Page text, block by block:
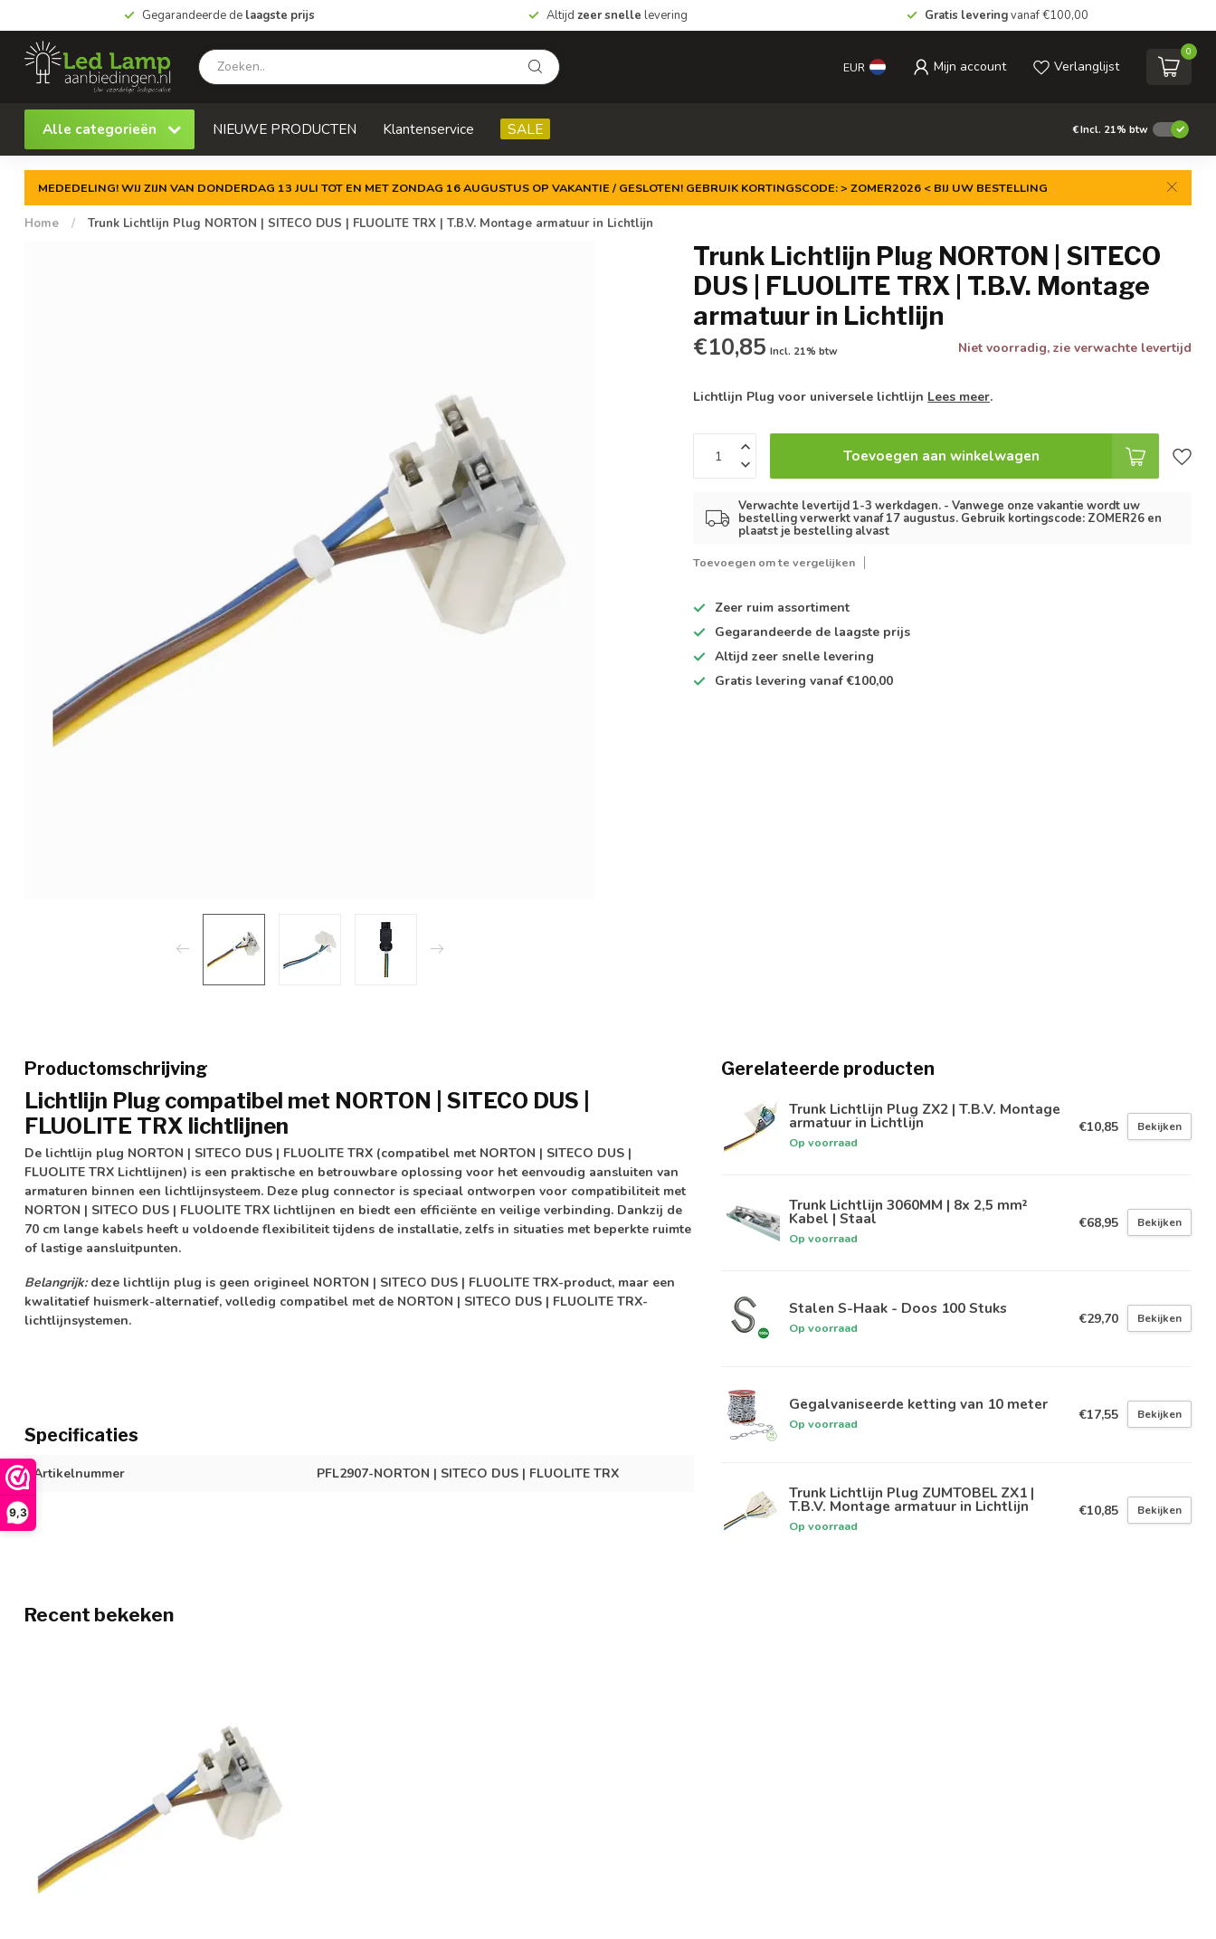
9,3
Gegarandeerde de laagste prijs Altijd zeer snelle levering Gratis leveringvanaf €100,00
EUR Mijn account Verlanglijst
0
Alle categorieën NIEUWE PRODUCTEN Klantenservice SALE €Incl. 21% btw
MEDEDELING! WIJ ZIJN VAN DONDERDAG 13 JULI TOT EN MET ZONDAG 16 AUGUSTUS OP VAKANTIE / GESLOTEN! GEBRUIK KORTINGSCODE: > ZOMER2026 < BIJ UW BESTELLING
Home / Trunk Lichtlijn Plug NORTON | SITECO DUS | FLUOLITE TRX | T.B.V. Montage armatuur in Lichtlijn
Trunk Lichtlijn Plug NORTON | SITECO
DUS | FLUOLITE TRX | T.B.V. Montage
armatuur in Lichtlijn
€10,85 Incl. 21% btw Niet voorradig, zie verwachte levertijd
Lichtlijn Plug voor universele lichtlijn Lees meer.
Toevoegen aan winkelwagen
Verwachte levertijd 1-3 werkdagen. - Vanwege onze vakantie wordt uw
bestelling verwerkt vanaf 17 augustus. Gebruik kortingscode: ZOMER26 en
plaatst je bestelling alvast
Toevoegen om te vergelijken
Zeer ruim assortiment
Gegarandeerde de laagste prijs
Altijdzeer snelle levering
Gratis levering vanaf €100,00
Productomschrijving
Lichtlijn Plug compatibel met NORTON | SITECO DUS |
FLUOLITE TRX lichtlijnen
De lichtlijn plug NORTON | SITECO DUS | FLUOLITE TRX (compatibel met NORTON | SITECO DUS |
FLUOLITE TRX Lichtlijnen) is een praktische en betrouwbare oplossing voor het eenvoudig aansluiten van
armaturen binnen een lichtlijnsysteem. Deze plug connector is speciaal ontworpen voor compatibiliteit met
NORTON | SITECO DUS | FLUOLITE TRX lichtlijnen en biedt een efficiënte en veilige verbinding. Dankzij de
70 cm lange kabels heeft u voldoende flexibiliteit tijdens de installatie, zelfs in situaties met beperkte ruimte
of lastige aansluitpunten.
Belangrijk:deze lichtlijn plug is geen origineel NORTON | SITECO DUS | FLUOLITE TRX-product, maar een
kwalitatief huismerk-alternatief, volledig compatibel met de NORTON | SITECO DUS | FLUOLITE TRX-
lichtlijnsystemen.
Specificaties
Artikelnummer PFL2907-NORTON | SITECO DUS | FLUOLITE TRX
Gerelateerde producten
Trunk Lichtlijn Plug ZX2 | T.B.V. Montage
armatuur in Lichtlijn
Op voorraad
€10,85 Bekijken
Trunk Lichtlijn 3060MM | 8x 2,5 mm²
Kabel | Staal
Op voorraad
€68,95 Bekijken
Stalen S-Haak - Doos 100 Stuks
Op voorraad
€29,70 Bekijken
Gegalvaniseerde ketting van 10 meter
Op voorraad
€17,55 Bekijken
Trunk Lichtlijn Plug ZUMTOBEL ZX1 |
T.B.V. Montage armatuur in Lichtlijn
Op voorraad
€10,85 Bekijken
Recent bekeken